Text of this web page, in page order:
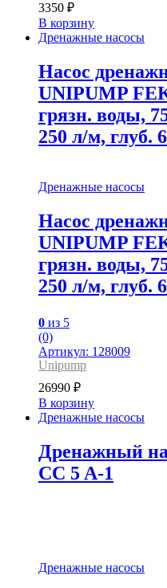
3350 ₽
В корзину
Дренажные насосы
Насос
UNIPUMP
грязн. воды,
250 л/м, глуб.
Дренажные насосы
Насос
UNIPUMP
грязн. воды,
250 л/м, глуб.
0 из 5
(0)
Артикул: 128009
Unipump
26990 ₽
В корзину
Дренажные насосы
Дренажный
CC 5 A-1
Дренажные насосы